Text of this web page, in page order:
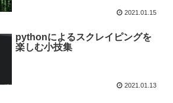
2021.01.15
pythonによるスクレイピングを
楽しむ小技集
2021.01.13